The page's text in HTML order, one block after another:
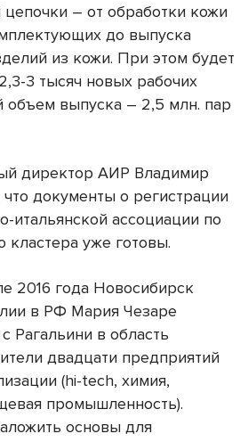
цепочки – от обработки кожи
до выпуска
из кожи. При этом будет
3 тысяч новых рабочих
объем выпуска – 2,5 млн. пар
директор АИР Владимир
документы о регистрации
итальянской ассоциации по
кластера уже готовы.
2016 года Новосибирск
в РФ Мария Чезаре
Рагальини в область
двадцати предприятий
(hi-tech, химия,
промышленность).
основы для